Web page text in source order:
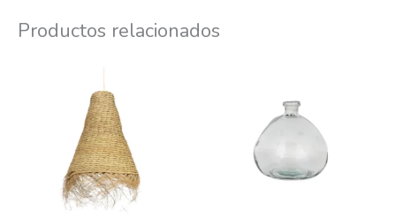
Productos relacionados